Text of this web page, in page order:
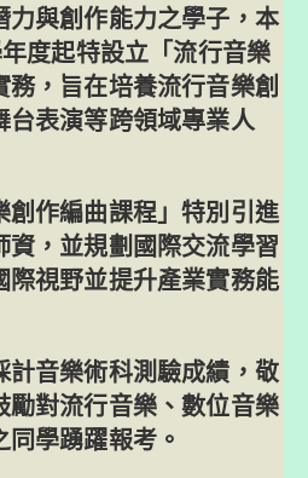
力與創作能力之學子，本
度起特設立「流行音樂
，旨在培養流行音樂創
表演等跨領域專業人
創作編曲課程」特別引進
資，並規劃國際交流學習
視野並提升產業實務能
計音樂術科測驗成績，敬
勵對流行音樂、數位音樂
學踴躍報考。